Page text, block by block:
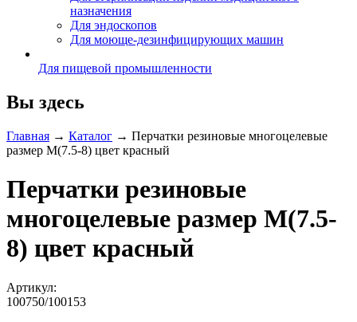
назначения
Для эндоскопов
Для моюще-дезинфицирующих машин
Для пищевой промышленности
Вы здесь
Главная → Каталог → Перчатки резиновые многоцелевые
размер M(7.5-8) цвет красный
Перчатки резиновые
многоцелевые размер M(7.5-
8) цвет красный
Артикул:
100750/100153